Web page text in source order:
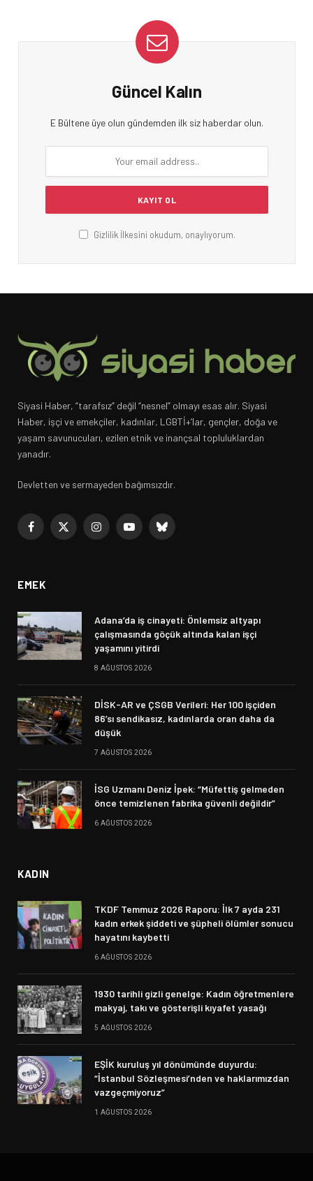
Güncel Kalın
E Bültene üye olun gündemden ilk siz haberdar olun.
Gizlilik İlkesini okudum, onaylıyorum.
Siyasi Haber, “tarafsız” değil “nesnel” olmayı esas alır. Siyasi
Haber, işçi ve emekçiler, kadınlar, LGBTİ+’lar, gençler, doğa ve
yaşam savunucuları, ezilen etnik ve inançsal topluluklardan
yanadır.
Devletten ve sermayeden bağımsızdır.
Facebook
X
InstagramYouTubeBluesky
EMEK
Adana’da iş cinayeti: Önlemsiz altyapı
çalışmasında göçük altında kalan işçi
yaşamını yitirdi
8 AĞUSTOS 2026
DİSK-AR ve ÇSGB Verileri: Her 100 işçiden
86’sı sendikasız, kadınlarda oran daha da
düşük
7 AĞUSTOS 2026
İSG Uzmanı Deniz İpek: “Müfettiş gelmeden
önce temizlenen fabrika güvenli değildir”
6 AĞUSTOS 2026
KADIN
TKDF Temmuz 2026 Raporu: İlk 7 ayda 231
kadın erkek şiddeti ve şüpheli ölümler sonucu
hayatını kaybetti
6 AĞUSTOS 2026
1930 tarihli gizli genelge: Kadın öğretmenlere
makyaj, takı ve gösterişli kıyafet yasağı
5 AĞUSTOS 2026
EŞİK kuruluş yıl dönümünde duyurdu:
“İstanbul Sözleşmesi’nden ve haklarımızdan
vazgeçmiyoruz”
1 AĞUSTOS 2026